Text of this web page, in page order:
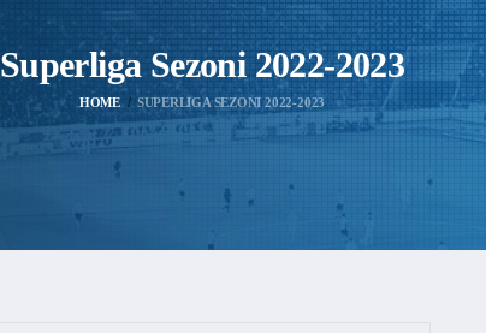
Superliga Sezoni 2022-2023
HOME SUPERLIGA SEZONI 2022-2023